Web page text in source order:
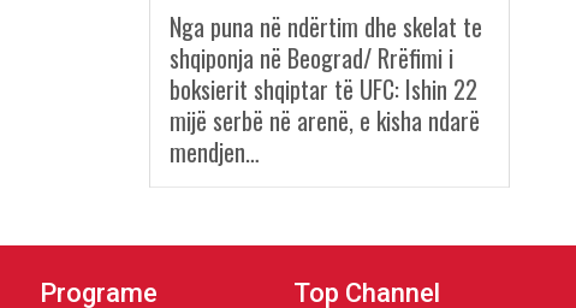
Nga puna në ndërtim dhe skelat te
shqiponja në Beograd/ Rrëfimi i
boksierit shqiptar të UFC: Ishin 22
mijë serbë në arenë, e kisha ndarë
mendjen…
Programe Top Channel